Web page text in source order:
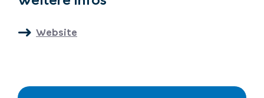
Website